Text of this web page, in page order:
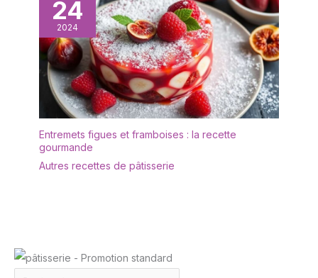
24
2024
Entremets figues et framboises : la recette
gourmande
Autres recettes de pâtisserie